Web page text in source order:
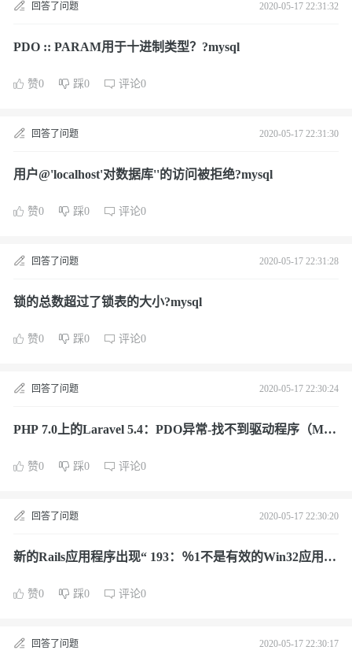
回答了问题 2020-05-17 22:31:32
PDO :: PARAM用于十进制类型？?mysql
赞0 踩0 评论0
回答了问题 2020-05-17 22:31:30
用户@'localhost'对数据库''的访问被拒绝?mysql
赞0 踩0 评论0
回答了问题 2020-05-17 22:31:28
锁的总数超过了锁表的大小?mysql
赞0 踩0 评论0
回答了问题 2020-05-17 22:30:24
PHP 7.0上的Laravel 5.4：PDO异常-找不到驱动程序（MyS
赞0 踩0 评论0
回答了问题 2020-05-17 22:30:20
新的Rails应用程序出现“ 193：％1不是有效的Win32应用程
赞0 踩0 评论0
回答了问题 2020-05-17 22:30:17